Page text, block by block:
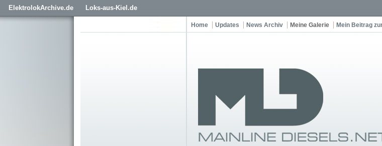
ElektrolokArchive.de Loks-aus-Kiel.de
Home Updates News Archiv Meine Galerie Mein Beitrag